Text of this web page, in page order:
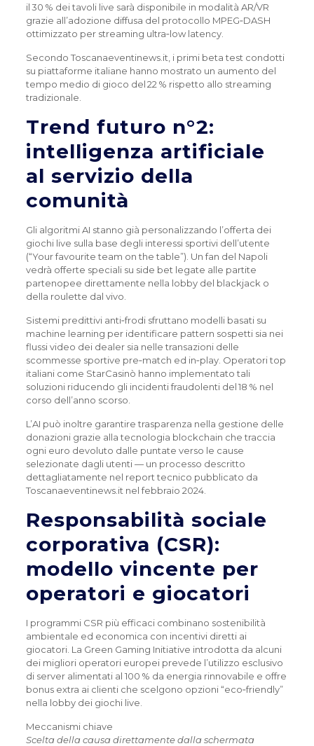
il 30 % dei tavoli live sarà disponibile in modalità AR/VR
grazie all’adozione diffusa del protocollo MPEG‑DASH
ottimizzato per streaming ultra‑low latency.
Secondo Toscanaeventinews.it, i primi beta test condotti
su piattaforme italiane hanno mostrato un aumento del
tempo medio di gioco del 22 % rispetto allo streaming
tradizionale.
Trend futuro n°2:
intelligenza artificiale
al servizio della
comunità
Gli algoritmi AI stanno già personalizzando l’offerta dei
giochi live sulla base degli interessi sportivi dell’utente
(“Your favourite team on the table”). Un fan del Napoli
vedrà offerte speciali su side bet legate alle partite
partenopee direttamente nella lobby del blackjack o
della roulette dal vivo.
Sistemi predittivi anti‑frodi sfruttano modelli basati su
machine learning per identificare pattern sospetti sia nei
flussi video dei dealer sia nelle transazioni delle
scommesse sportive pre‑match ed in‑play. Operatori top
italiani come StarCasinò hanno implementato tali
soluzioni riducendo gli incidenti fraudolenti del 18 % nel
corso dell’anno scorso.
L’AI può inoltre garantire trasparenza nella gestione delle
donazioni grazie alla tecnologia blockchain che traccia
ogni euro devoluto dalle puntate verso le cause
selezionate dagli utenti — un processo descritto
dettagliatamente nel report tecnico pubblicato da
Toscanaeventinews.it nel febbraio 2024.
Responsabilità sociale
corporativa (CSR):
modello vincente per
operatori e giocatori
I programmi CSR più efficaci combinano sostenibilità
ambientale ed economica con incentivi diretti ai
giocatori. La Green Gaming Initiative introdotta da alcuni
dei migliori operatori europei prevede l’utilizzo esclusivo
di server alimentati al 100 % da energia rinnovabile e offre
bonus extra ai clienti che scelgono opzioni “eco‑friendly”
nella lobby dei giochi live.
Meccanismi chiave
Scelta della causa direttamente dalla schermata